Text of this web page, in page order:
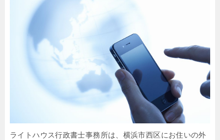
ライトハウス行政書士事務所は、横浜市西区にお住いの外